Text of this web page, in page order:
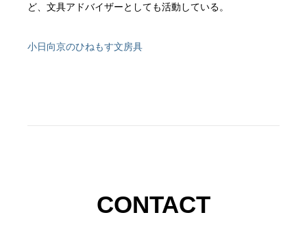
ど、文具アドバイザーとしても活動している。
小日向京のひねもす文房具
CONTACT